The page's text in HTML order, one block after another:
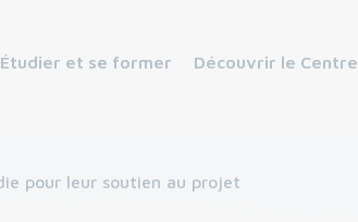
Étudier et se former Découvrir le Centre
pour leur soutien au projet